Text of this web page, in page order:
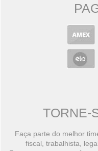
TORNE-
Faça parte do melhor
fiscal, trabalhista,